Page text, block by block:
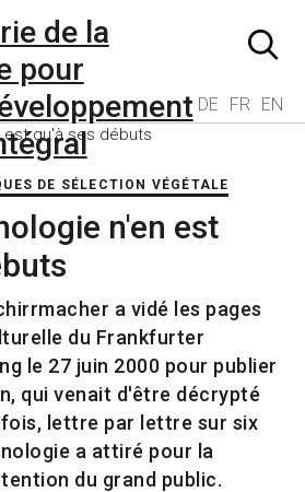
DE FR EN
DE SÉLECTION VÉGÉTALE
n'en est
a vidé les pages
du Frankfurter
le 27 juin 2000 pour publier
qui venait d'être décrypté
lettre par lettre sur six
a attiré pour la
du grand public.